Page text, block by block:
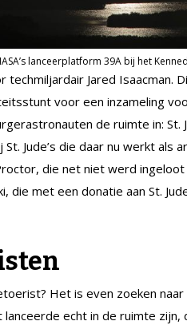
lanceerplatform 39A bij het
techmiljardair Jared Isaacman.
voor een inzameling
de ruimte in: St.
Jude’s die daar nu werkt als
die net niet werd
die met een donatie aan St.
Het is even zoeken
lanceerde echt in de ruimte